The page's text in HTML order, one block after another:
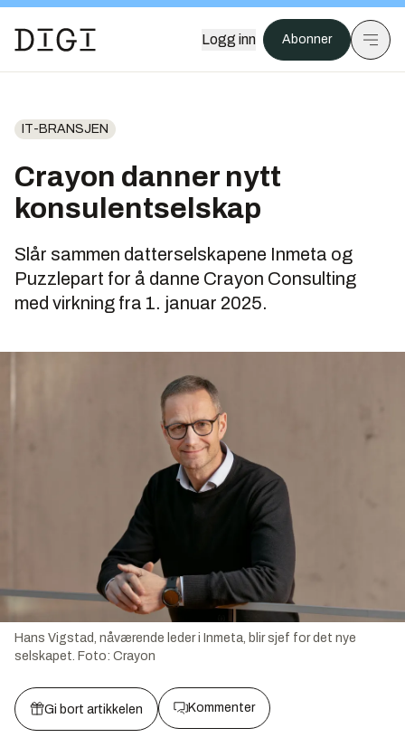
Logg inn Abonner
IT-BRANSJEN
Crayon danner nytt
konsulentselskap
Slår sammen datterselskapene Inmeta og
Puzzlepart for å danne Crayon Consulting
med virkning fra 1. januar 2025.
Hans Vigstad, nåværende leder i Inmeta, blir sjef for det nye
selskapet. Foto: Crayon
Gi bort artikkelen Kommenter